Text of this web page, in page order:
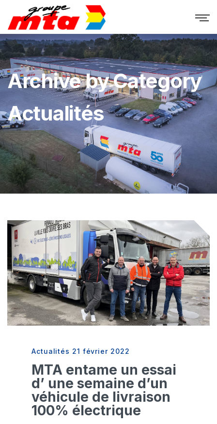
Archive by Category
Actualités
Actualités 21 février 2022
MTA entame un essai
d’ une semaine d’un
véhicule de livraison
100% électrique